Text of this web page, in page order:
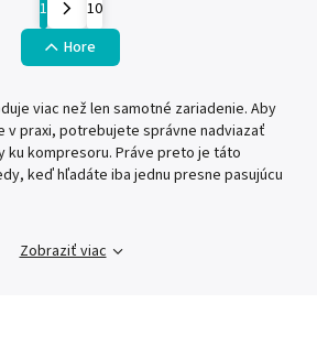
1
10
Hore
viac než len samotné zariadenie. Aby
v praxi, potrebujete správne nadviazať
ku kompresoru. Práve preto je táto
keď hľadáte iba jednu presne pasujúcu
Zobraziť viac